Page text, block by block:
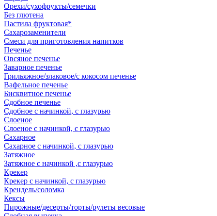
Орехи/сухофрукты/семечки
Без глютена
Пастила фруктовая*
Сахарозаменители
Смеси для приготовления напитков
Печенье
Овсяное печенье
Заварное печенье
Грильяжное/злаковое/с кокосом печенье
Вафельное печенье
Бисквитное печенье
Сдобное печенье
Сдобное с начинкой, с глазурью
Слоеное
Слоеное с начинкой, с глазурью
Сахарное
Сахарное с начинкой, с глазурью
Затяжное
Затяжное с начинкой ,с глазурью
Крекер
Крекер с начинкой, с глазурью
Крендель/соломка
Кексы
Пирожные/десерты/торты/рулеты весовые